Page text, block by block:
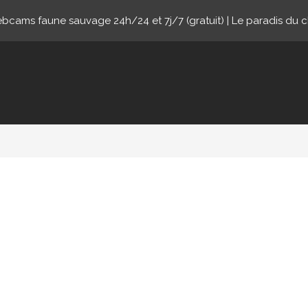
faune sauvage 24h/24 et 7j/7 (gratuit) | Le paradis du